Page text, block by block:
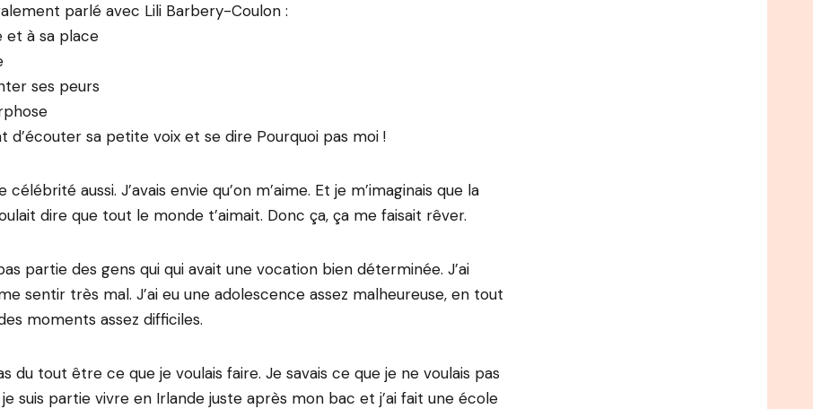
parlé avec Lili Barbery-Coulon :
et à sa place
ses peurs
d’écouter sa petite voix et se dire Pourquoi pas moi !
célébrité aussi. J’avais envie qu’on m’aime. Et je m’imaginais que la
dire que tout le monde t’aimait. Donc ça, ça me faisait rêver.
partie des gens qui qui avait une vocation bien déterminée. J’ai
sentir très mal. J’ai eu une adolescence assez malheureuse, en tout
moments assez difficiles.
du tout être ce que je voulais faire. Je savais ce que je ne voulais pas
suis partie vivre en Irlande juste après mon bac et j’ai fait une école